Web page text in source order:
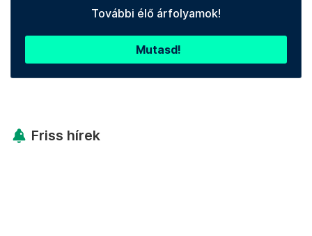
További élő árfolyamok!
Mutasd!
Friss hírek